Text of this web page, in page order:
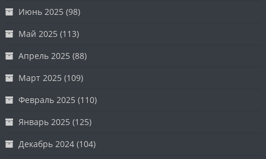
Июнь 2025 (98)
Май 2025 (113)
Апрель 2025 (88)
Март 2025 (109)
Февраль 2025 (110)
Январь 2025 (125)
Декабрь 2024 (104)